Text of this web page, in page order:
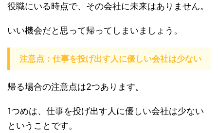
役職にいる時点で、その会社に未来はありません。
いい機会だと思って帰ってしまいましょう。
注意点：仕事を投げ出す人に優しい会社は少ない
帰る場合の注意点は2つあります。
1つめは、仕事を投げ出す人に優しい会社は少ない
ということです。